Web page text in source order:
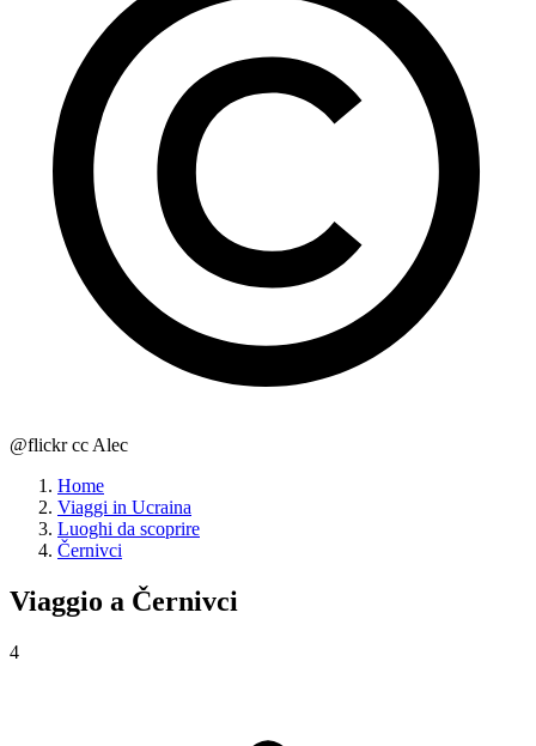
@flickr cc Alec
Home
Viaggi in Ucraina
Luoghi da scoprire
Černivci
Viaggio a Černivci
4